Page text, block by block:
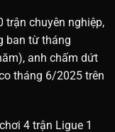
trận chuyên nghiệp,
ban từ tháng
anh chấm dứt
tháng 6/2025 trên
4 trận Ligue 1